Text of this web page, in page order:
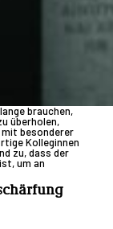
brauchen,
überholen,
mit besonderer
Kolleginnen
zu, dass der
um an